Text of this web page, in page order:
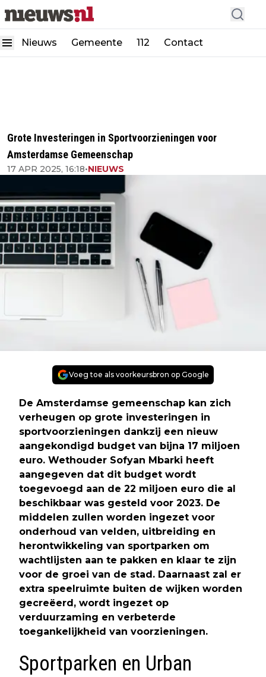
Nieuws Gemeente 112 Contact
Grote Investeringen in Sportvoorzieningen voor
Amsterdamse Gemeenschap
17 APR 2025, 16:18•NIEUWS
Voeg toe als voorkeursbron op Google
De Amsterdamse gemeenschap kan zich
verheugen op grote investeringen in
sportvoorzieningen dankzij een nieuw
aangekondigd budget van bijna 17 miljoen
euro. Wethouder Sofyan Mbarki heeft
aangegeven dat dit budget wordt
toegevoegd aan de 22 miljoen euro die al
beschikbaar was gesteld voor 2023. De
middelen zullen worden ingezet voor
onderhoud van velden, uitbreiding en
herontwikkeling van sportparken om
wachtlijsten aan te pakken en klaar te zijn
voor de groei van de stad. Daarnaast zal er
extra speelruimte buiten de wijken worden
gecreëerd, wordt ingezet op
verduurzaming en verbeterde
toegankelijkheid van voorzieningen.
Sportparken en Urban